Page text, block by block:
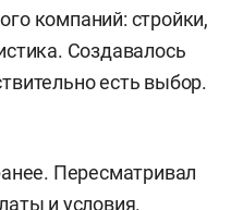
компаний: стройки,
Создавалось
есть выбор.
Пересматривал
и условия.